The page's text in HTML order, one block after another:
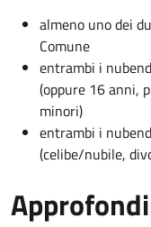
almeno uno dei
Comune
entrambi i
(oppure 16 anni,
minori)
entrambi i
(celibe/nubile,